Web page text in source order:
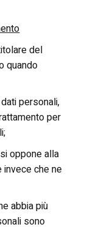
del
quando
personali,
per
oppone alla
invece che ne
abbia più
sono